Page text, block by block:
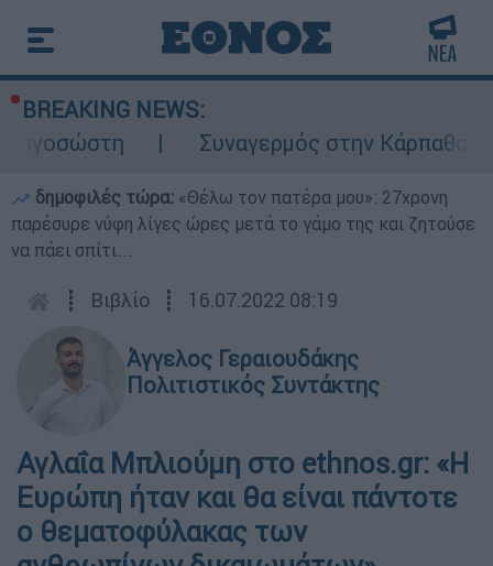
BREAKING NEWS:
Συναγερμός στην Κάρπαθο: Βρέθηκαν
δημοφιλές τώρα: «Θέλω τον πατέρα μου»: 27χρονη
παρέσυρε νύφη λίγες ώρες μετά το γάμο της και ζητούσε
να πάει σπίτι...
┋ Βιβλίο ┋ 16.07.2022 08:19
Άγγελος Γεραιουδάκης
Πολιτιστικός Συντάκτης
Αγλαΐα Μπλιούμη στο ethnos.gr: «Η
Ευρώπη ήταν και θα είναι πάντοτε
ο θεματοφύλακας των